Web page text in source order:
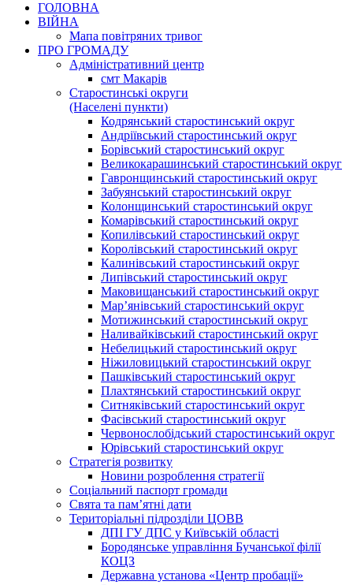
ГОЛОВНА
ВІЙНА
Мапа повітряних тривог
ПРО ГРОМАДУ
Aдміністративний центр
смт Макарів
Старостинські округи
(Населені пункти)
Кодрянський старостинський округ
Андріївський старостинський округ
Борівський старостинський округ
Великокарашинський старостинський округ
Гавронщинський старостинський округ
Забуянський старостинський округ
Колонщинський старостинський округ
Комарівський старостинський округ
Копилівський старостинський округ
Королівський старостинський округ
Калинівський старостинський округ
Липівський старостинський округ
Маковищанський старостинський округ
Мар’янівський старостинський округ
Мотижинський старостинський округ
Наливайківський старостинський округ
Небелицький старостинський округ
Ніжиловицький старостинський округ
Пашківський старостинський округ
Плахтянський старостинський округ
Ситняківський старостинський округ
Фасівський старостинський округ
Червонослобідський старостинський округ
Юрівський старостинський округ
Стратегія розвитку
Новини розроблення стратегії
Соціальний паспорт громади
Свята та пам’ятні дати
Територіальні підрозділи ЦОВВ
ДПІ ГУ ДПС у Київській області
Бородянське управління Бучанської філії
КОЦЗ
Державна установа «Центр пробації»